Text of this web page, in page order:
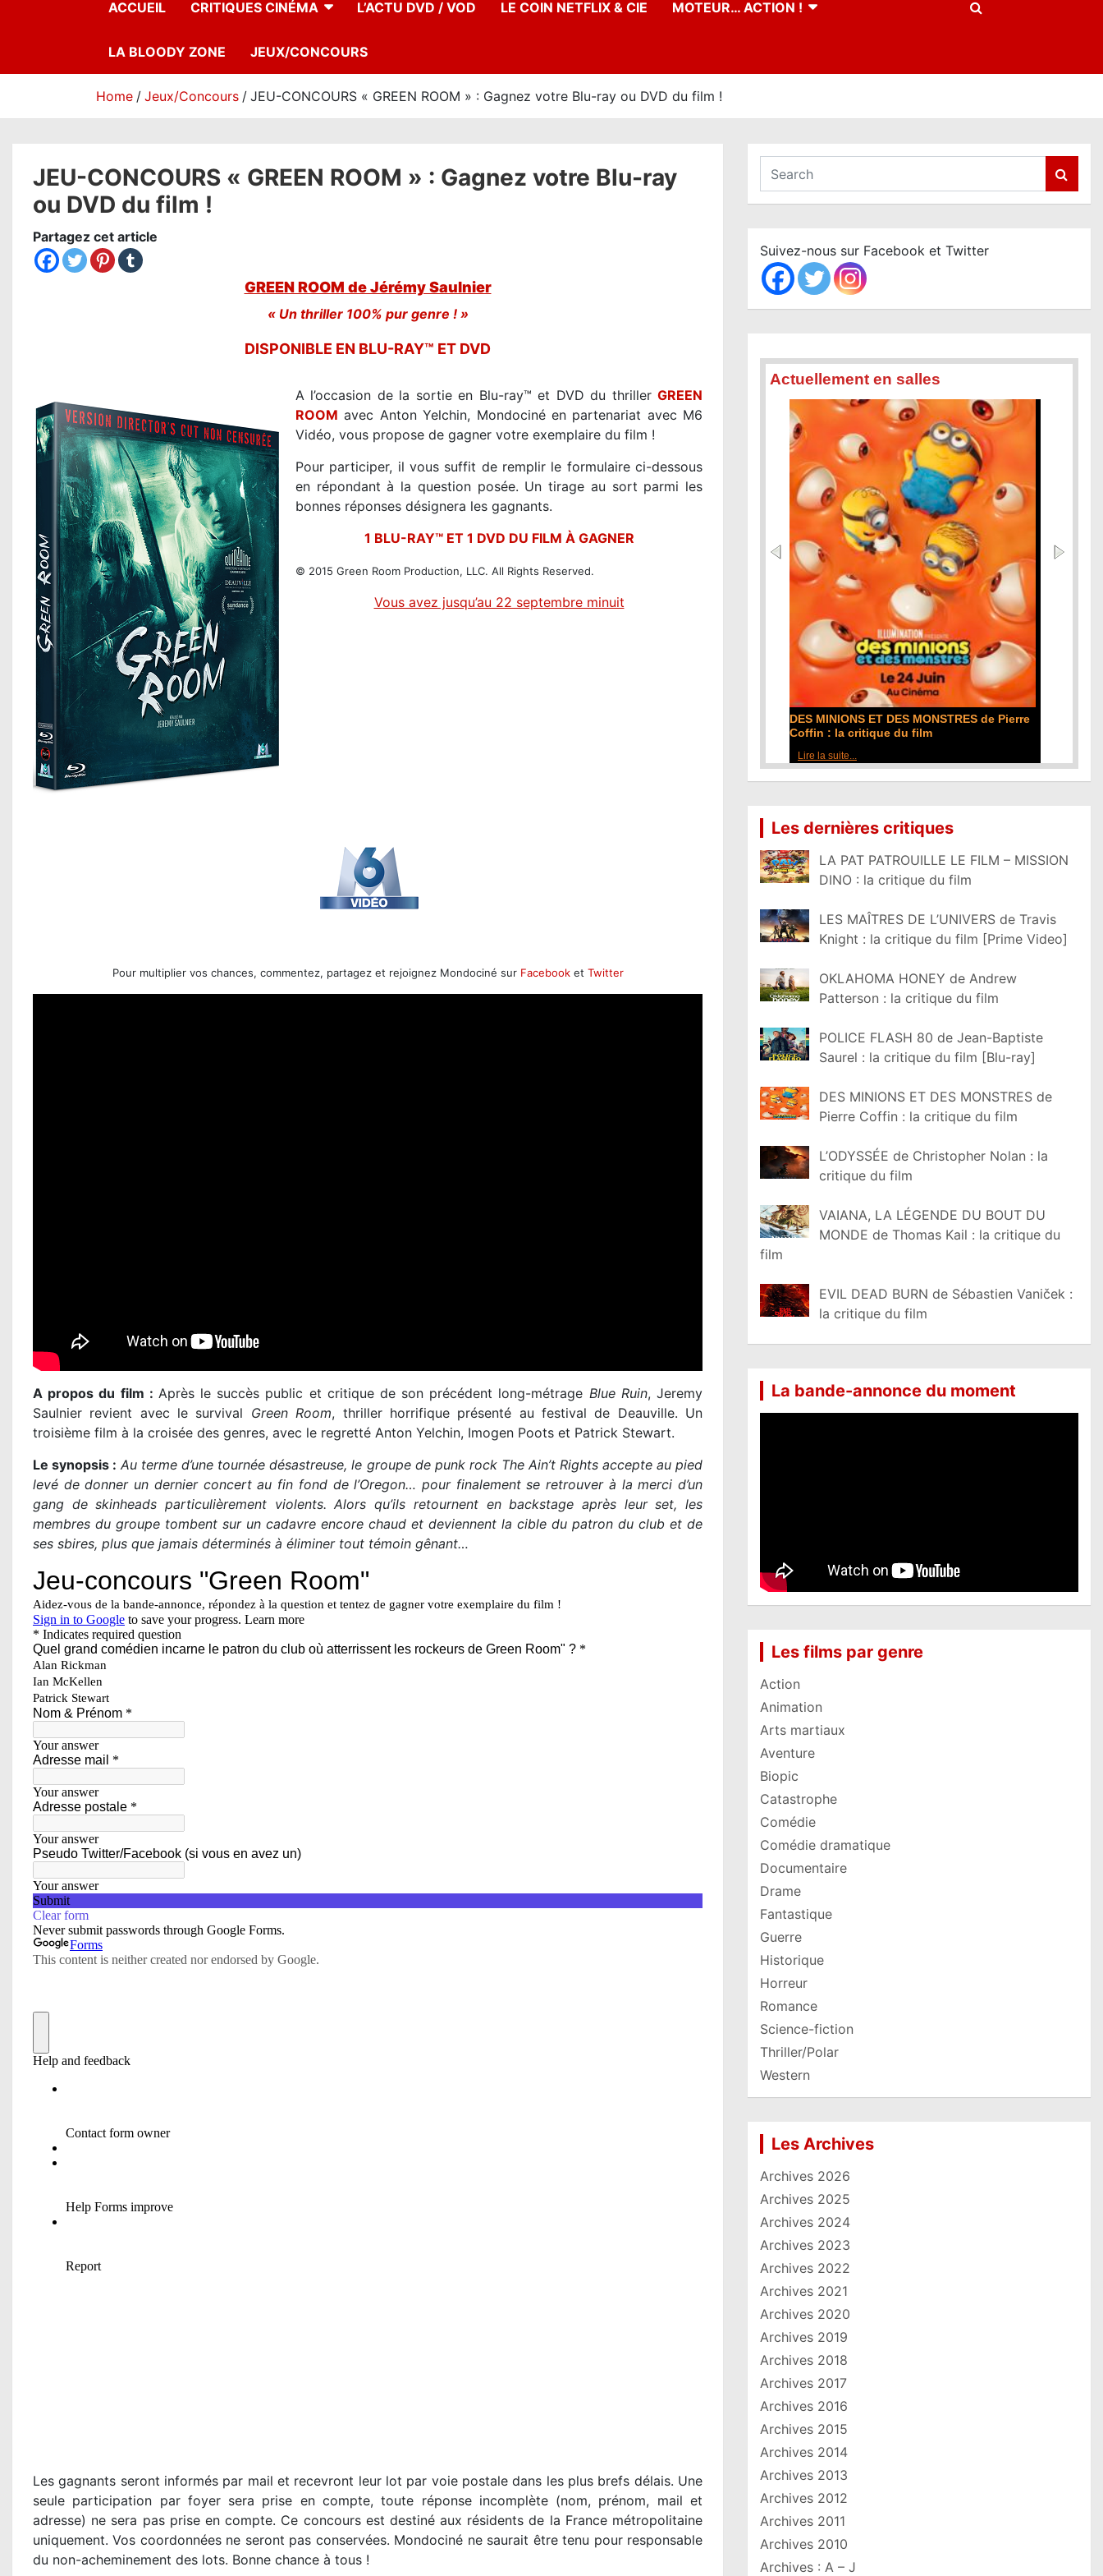
ACCUEIL CRITIQUES CINÉMA L’ACTU DVD / VOD LE COIN NETFLIX & CIE MOTEUR… ACTION !
LA BLOODY ZONE JEUX/CONCOURS
Home Jeux/Concours JEU-CONCOURS « GREEN ROOM » : Gagnez votre Blu-ray ou DVD du film !
JEU-CONCOURS « GREEN ROOM » : Gagnez votre Blu-ray
ou DVD du film !
Partagez cet article
GREEN ROOM de Jérémy Saulnier
« Un thriller 100% pur genre ! »
DISPONIBLE EN BLU-RAY™ ET DVD
A l’occasion de la sortie en Blu-ray™ et DVD du thriller GREEN
ROOM avec Anton Yelchin, Mondociné en partenariat avec M6
Vidéo, vous propose de gagner votre exemplaire du film !
Pour participer, il vous suffit de remplir le formulaire ci-dessous
en répondant à la question posée. Un tirage au sort parmi les
bonnes réponses désignera les gagnants.
1 BLU-RAY™ ET 1 DVD DU FILM À GAGNER
© 2015 Green Room Production, LLC. All Rights Reserved.
Vous avez jusqu’au 22 septembre minuit
Pour multiplier vos chances, commentez, partagez et rejoignez Mondociné sur Facebooket Twitter
A propos du film : Après le succès public et critique de son précédent long-métrage Blue Ruin, Jeremy
Saulnier revient avec le survival Green Room, thriller horrifique présenté au festival de Deauville. Un
troisième film à la croisée des genres, avec le regretté Anton Yelchin, Imogen Poots et Patrick Stewart.
Le synopsis : Au terme d’une tournée désastreuse, le groupe de punk rock The Ain’t Rights accepte au pied
levé de donner un dernier concert au fin fond de l’Oregon… pour finalement se retrouver à la merci d’un
gang de skinheads particulièrement violents. Alors qu’ils retournent en backstage après leur set, les
membres du groupe tombent sur un cadavre encore chaud et deviennent la cible du patron du club et de
ses sbires, plus que jamais déterminés à éliminer tout témoin gênant…
Les gagnants seront informés par mail et recevront leur lot par voie postale dans les plus brefs délais. Une
seule participation par foyer sera prise en compte, toute réponse incomplète (nom, prénom, mail et
adresse) ne sera pas prise en compte. Ce concours est destiné aux résidents de la France métropolitaine
uniquement. Vos coordonnées ne seront pas conservées. Mondociné ne saurait être tenu pour responsable
du non-acheminement des lots. Bonne chance à tous !
a
c
h
Suivez-nous sur Facebook et Twitter
Actuellement en salles
DES MINIONS ET DES MONSTRES de Pierre
Coffin : la critique du film
Lire la suite...
Les dernières critiques
LA PAT PATROUILLE LE FILM – MISSION
DINO : la critique du film
LES MAÎTRES DE L’UNIVERS de Travis
Knight : la critique du film [Prime Video]
OKLAHOMA HONEY de Andrew
Patterson : la critique du film
POLICE FLASH 80 de Jean-Baptiste
Saurel : la critique du film [Blu-ray]
DES MINIONS ET DES MONSTRES de
Pierre Coffin : la critique du film
L’ODYSSÉE de Christopher Nolan : la
critique du film
VAIANA, LA LÉGENDE DU BOUT DU
MONDE de Thomas Kail : la critique du
film
EVIL DEAD BURN de Sébastien Vaniček :
la critique du film
La bande-annonce du moment
Les films par genre
Action
Animation
Arts martiaux
Aventure
Biopic
Catastrophe
Comédie
Comédie dramatique
Documentaire
Drame
Fantastique
Guerre
Historique
Horreur
Romance
Science-fiction
Thriller/Polar
Western
Les Archives
Archives 2026
Archives 2025
Archives 2024
Archives 2023
Archives 2022
Archives 2021
Archives 2020
Archives 2019
Archives 2018
Archives 2017
Archives 2016
Archives 2015
Archives 2014
Archives 2013
Archives 2012
Archives 2011
Archives 2010
Archives : A – J